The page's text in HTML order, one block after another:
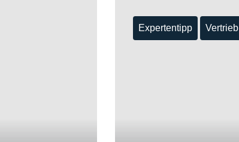
Expertentipp Vertrieb